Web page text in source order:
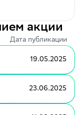
акции
Дата публикации
19.05.2025
23.06.2025